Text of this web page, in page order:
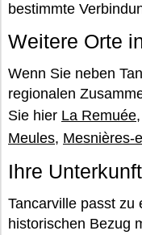
bestimmte
Weitere Orte
Wenn Sie neben
regionalen
Sie hier La Remuée,
Meules, Mesnières-
Ihre
Tancarville passt zu
historischen Bezug